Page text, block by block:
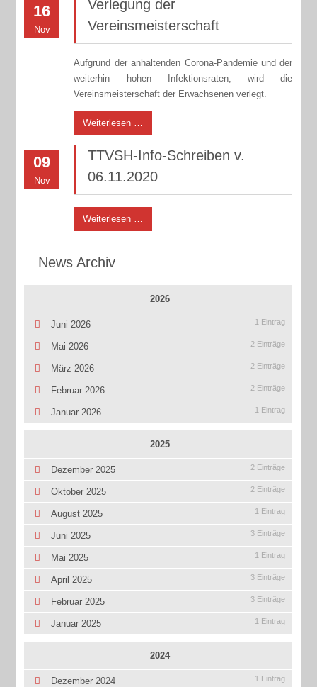
16
Nov
Verlegung der
Vereinsmeisterschaft
Aufgrund der anhaltenden Corona-Pandemie und der
weiterhin hohen Infektionsraten, wird die
Vereinsmeisterschaft der Erwachsenen verlegt.
Weiterlesen …
09
Nov
TTVSH-Info-Schreiben v.
06.11.2020
Weiterlesen …
News Archiv
2026
Juni 2026 1 Eintrag
Mai 2026 2 Einträge
März 2026 2 Einträge
Februar 2026 2 Einträge
Januar 2026 1 Eintrag
2025
Dezember 2025 2 Einträge
Oktober 2025 2 Einträge
August 2025 1 Eintrag
Juni 2025 3 Einträge
Mai 2025 1 Eintrag
April 2025 3 Einträge
Februar 2025 3 Einträge
Januar 2025 1 Eintrag
2024
Dezember 2024 1 Eintrag